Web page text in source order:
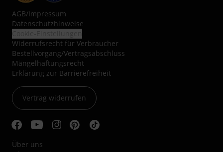
AGB/Impressum
Datenschutzhinweise
Widerrufsrecht für Verbraucher
Bestellvorgang/Vertragsabschluss
Mängelhaftungsrecht
Erklärung zur Barrierefreiheit
Vertrag widerrufen
Über uns